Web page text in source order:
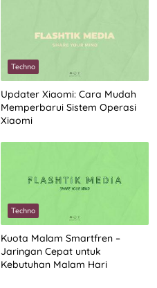
Techno
Updater Xiaomi: Cara Mudah
Memperbarui Sistem Operasi
Xiaomi
Techno
Kuota Malam Smartfren –
Jaringan Cepat untuk
Kebutuhan Malam Hari